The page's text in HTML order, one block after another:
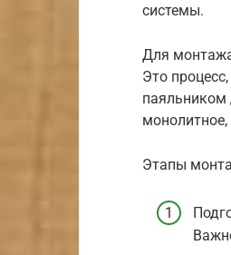
системы.
Для
Это
паяльником
монолитное,
Этапы